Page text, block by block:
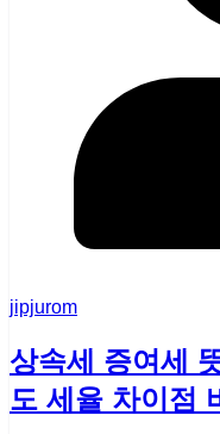
jipjurom
상속세 증여세
도 세율 차이점